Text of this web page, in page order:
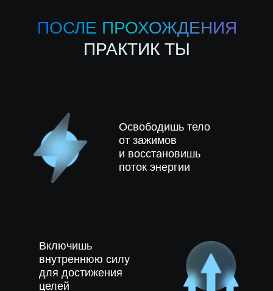
Включишь
внутреннюю силу
для достижения
целей
Освободишь тело
от зажимов
и восстановишь
поток энергии
ПОСЛЕ ПРОХОЖДЕНИЯ
ПРАКТИК ТЫ